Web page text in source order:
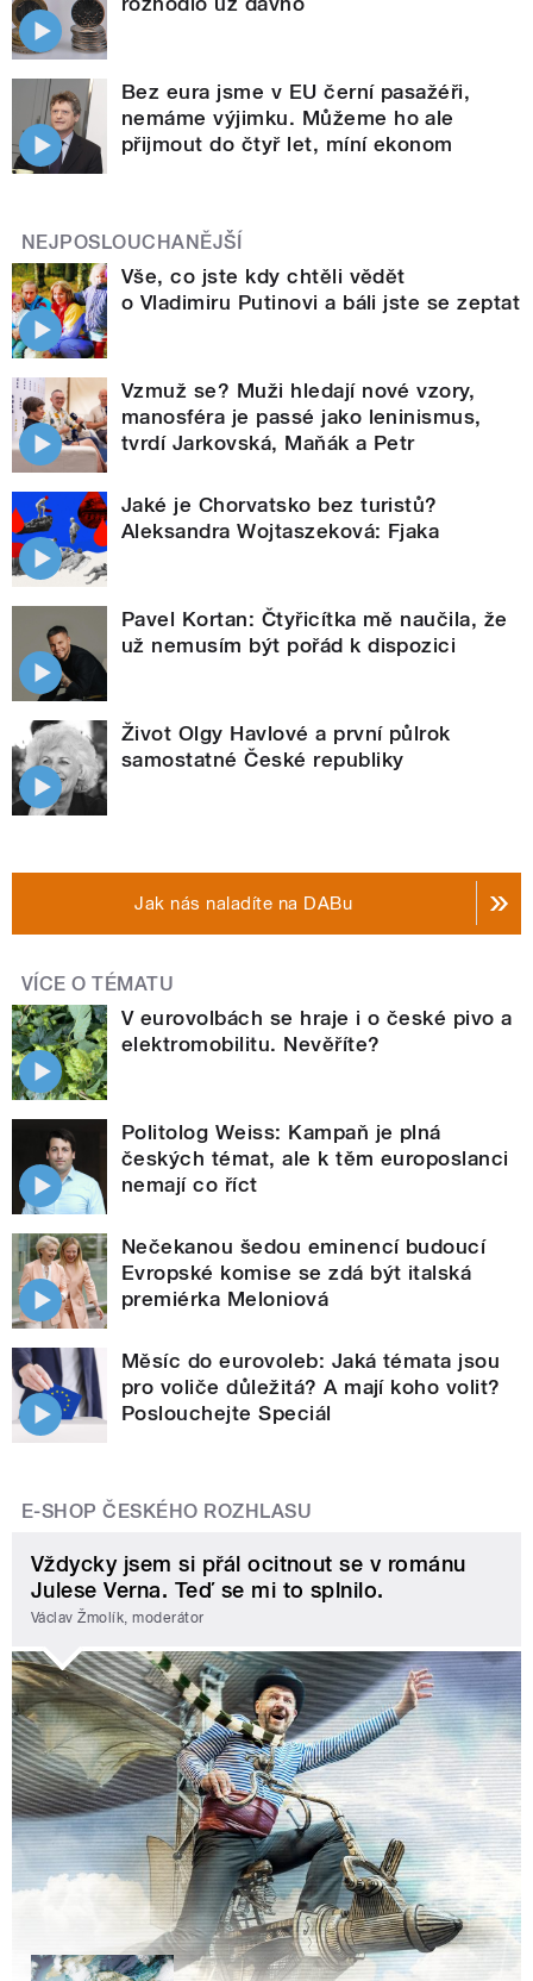
Bez eura jsme v EU černí pasažéři,
nemáme výjimku. Můžeme ho ale
přijmout do čtyř let, míní ekonom
NEJPOSLOUCHANĚJŠÍ
Vše, co jste kdy chtěli vědět
o Vladimiru Putinovi a báli jste se zeptat
Vzmuž se? Muži hledají nové vzory,
manosféra je passé jako leninismus,
tvrdí Jarkovská, Maňák a Petr
Jaké je Chorvatsko bez turistů?
Aleksandra Wojtaszeková: Fjaka
Pavel Kortan: Čtyřicítka mě naučila, že
už nemusím být pořád k dispozici
Život Olgy Havlové a první půlrok
samostatné České republiky
Jak nás naladíte na DABu
VÍCE O TÉMATU
V eurovolbách se hraje i o české pivo a
elektromobilitu. Nevěříte?
Politolog Weiss: Kampaň je plná
českých témat, ale k těm europoslanci
nemají co říct
Nečekanou šedou eminencí budoucí
Evropské komise se zdá být italská
premiérka Meloniová
Měsíc do eurovoleb: Jaká témata jsou
pro voliče důležitá? A mají koho volit?
Poslouchejte Speciál
E-SHOP ČESKÉHO ROZHLASU
Vždycky jsem si přál ocitnout se v románu
Julese Verna. Teď se mi to splnilo.
Václav Žmolík, moderátor